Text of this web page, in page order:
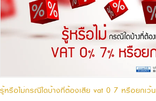
รู้หรือไม่กรณีใดบ้างที่ต้องเสีย vat 0 7 หรือยกเว้น